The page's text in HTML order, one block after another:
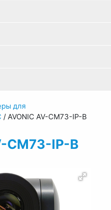
для
/ AVONIC AV-CM73-IP-B
CM73-IP-B